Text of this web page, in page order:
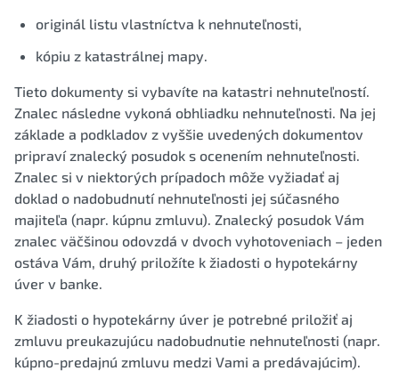
originál listu vlastníctva k nehnuteľnosti,
kópiu z katastrálnej mapy.
Tieto dokumenty si vybavíte na katastri nehnuteľností.
Znalec následne vykoná obhliadku nehnuteľnosti. Na jej
základe a podkladov z vyššie uvedených dokumentov
pripraví znalecký posudok s ocenením nehnuteľnosti.
Znalec si v niektorých prípadoch môže vyžiadať aj
doklad o nadobudnutí nehnuteľnosti jej súčasného
majiteľa (napr. kúpnu zmluvu). Znalecký posudok Vám
znalec väčšinou odovzdá v dvoch vyhotoveniach – jeden
ostáva Vám, druhý priložíte k žiadosti o hypotekárny
úver v banke.
K žiadosti o hypotekárny úver je potrebné priložiť aj
zmluvu preukazujúcu nadobudnutie nehnuteľnosti (napr.
kúpno-predajnú zmluvu medzi Vami a predávajúcim).